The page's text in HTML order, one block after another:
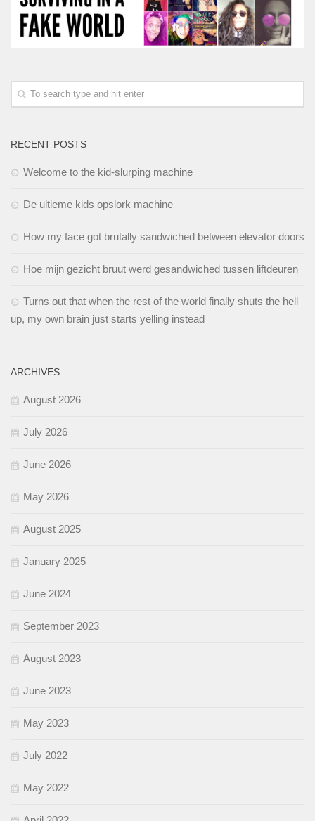
RECENT POSTS
Welcome to the kid-slurping machine
De ultieme kids opslork machine
How my face got brutally sandwiched between elevator doors
Hoe mijn gezicht bruut werd gesandwiched tussen liftdeuren
Turns out that when the rest of the world finally shuts the hell
up, my own brain just starts yelling instead
ARCHIVES
August 2026
July 2026
June 2026
May 2026
August 2025
January 2025
June 2024
September 2023
August 2023
June 2023
May 2023
July 2022
May 2022